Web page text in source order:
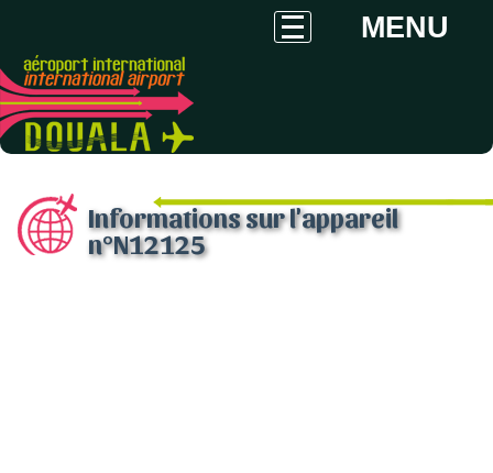
MENU
Informations sur l'appareil
n°N12125